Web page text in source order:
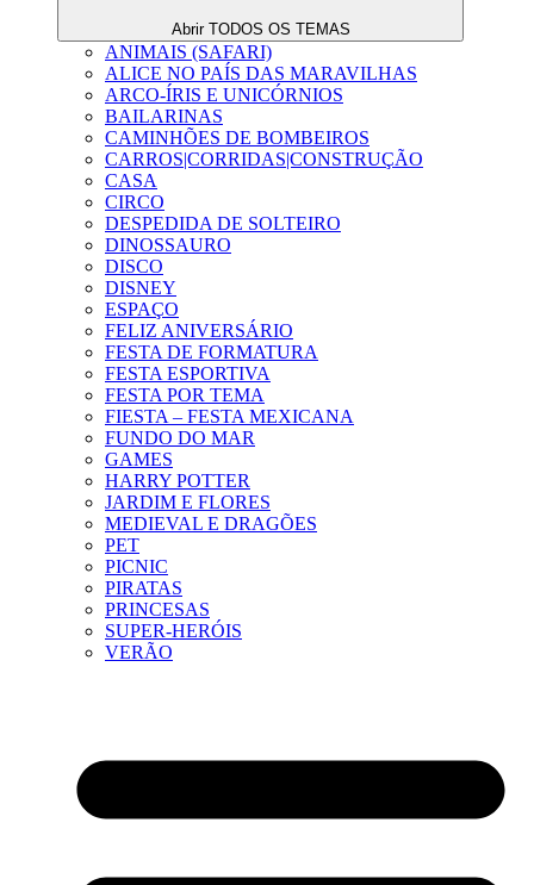
Abrir TODOS OS TEMAS
ANIMAIS (SAFARI)
ALICE NO PAÍS DAS MARAVILHAS
ARCO-ÍRIS E UNICÓRNIOS
BAILARINAS
CAMINHÕES DE BOMBEIROS
CARROS|CORRIDAS|CONSTRUÇÃO
CASA
CIRCO
DESPEDIDA DE SOLTEIRO
DINOSSAURO
DISCO
DISNEY
ESPAÇO
FELIZ ANIVERSÁRIO
FESTA DE FORMATURA
FESTA ESPORTIVA
FESTA POR TEMA
FIESTA – FESTA MEXICANA
FUNDO DO MAR
GAMES
HARRY POTTER
JARDIM E FLORES
MEDIEVAL E DRAGÕES
PET
PICNIC
PIRATAS
PRINCESAS
SUPER-HERÓIS
VERÃO